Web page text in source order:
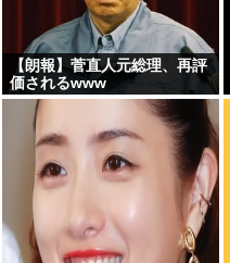
【朗報】菅直人元総理、再評
価されるwww